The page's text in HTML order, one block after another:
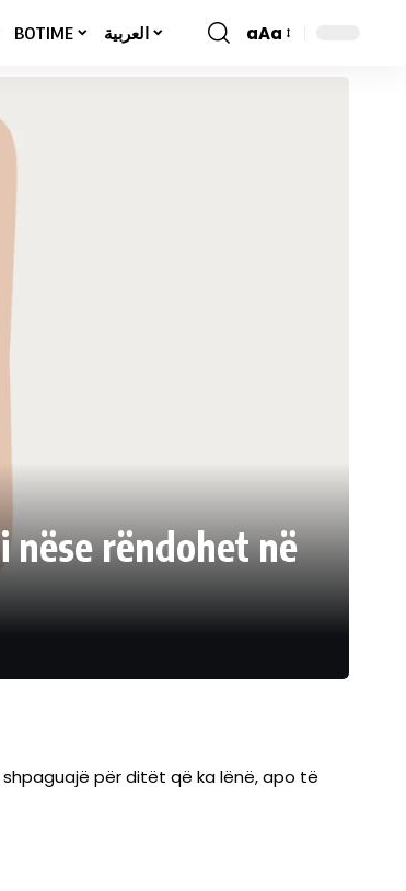
BOTIME العربية
Font
Resizer
aAa
nëse rëndohet në
për ditët që ka lënë, apo të